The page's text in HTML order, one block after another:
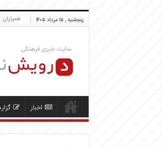
پنجشنبه , ۱۵ مرداد ۱۴۰۵ همیاران
اخبار